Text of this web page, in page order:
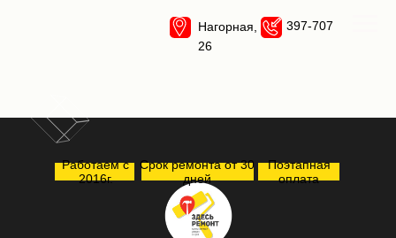
397-707
Нагорная,
26
Работаем с
2016г.
Срок ремонта от 30
дней
Поэтапная
оплата